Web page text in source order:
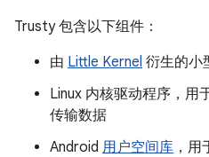
Trusty 包含以下组件：
由 Little Kernel 衍生的小
Linux 内核驱动程序，用
传输数据
Android 用户空间库 ，